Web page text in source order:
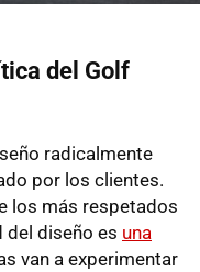
del Golf
radicalmente
por los clientes.
los más respetados
del diseño es una
van a experimentar